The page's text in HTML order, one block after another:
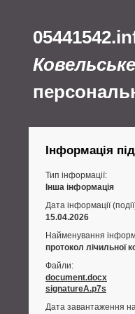
Інформація
Тип інформації:
Інша інформація
Дата інформації
15.04.2026
Найменування
протокол лічильної
Файли:
document.docx
signatureA.p7s
Дата завантаження